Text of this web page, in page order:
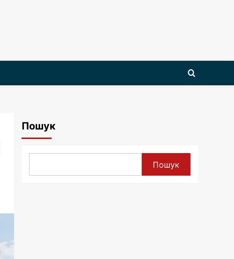
Пошук
Пошук